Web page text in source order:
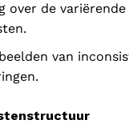
over de
van